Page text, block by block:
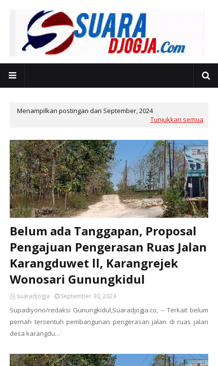
Menampilkan postingan dari September, 2024
Tunjukkan semua
Belum ada Tanggapan, Proposal
Pengajuan Pengerasan Ruas Jalan
Karangduwet ll, Karangrejek
Wonosari Gunungkidul
suaradjogja September 30, 2024
Supadiyono/redaksi Gunungkidul,Suaradjogja.co, -- Terkait belum
pernah tersentuh pembangunan pengerasan jalan di ruas jalan
desa karangdu…